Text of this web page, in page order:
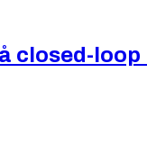
closed-